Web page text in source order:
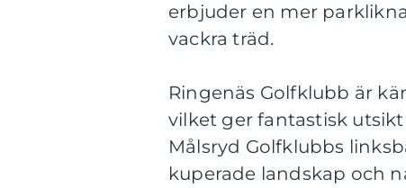
erbjuder en mer
vackra träd.
Ringenäs Golfklubb är
vilket ger fantastisk
Målsryd Golfklubbs
kuperade landskap och